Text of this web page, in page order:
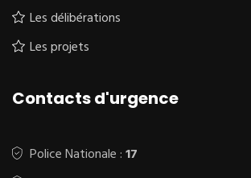
Les délibérations
Les projets
Contacts d'urgence
Police Nationale :17